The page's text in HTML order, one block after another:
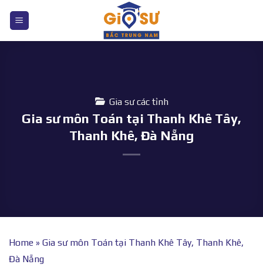
nội
Gia sư các tỉnh
Gia sư môn Toán tại Thanh Khê Tây,
Thanh Khê, Đà Nẵng
Home » Gia sư môn Toán tại Thanh Khê Tây, Thanh Khê,
Đà Nẵng